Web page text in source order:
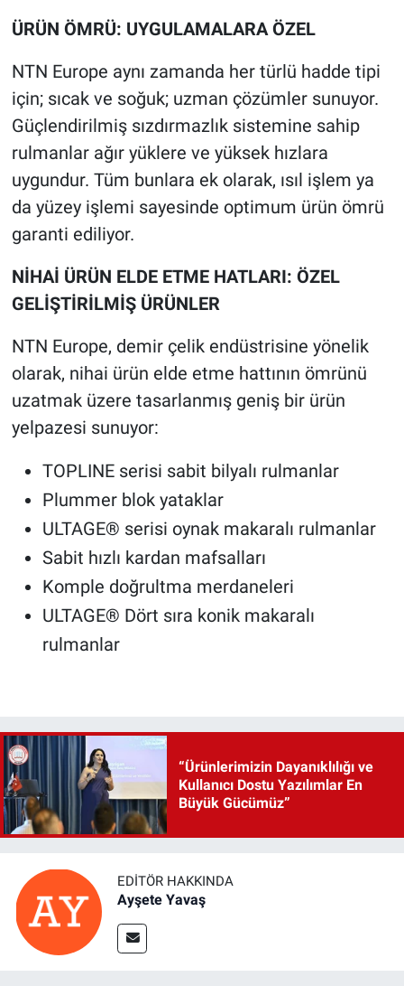
ÜRÜN ÖMRÜ: UYGULAMALARA ÖZEL
NTN Europe aynı zamanda her türlü hadde tipi
için; sıcak ve soğuk; uzman çözümler sunuyor.
Güçlendirilmiş sızdırmazlık sistemine sahip
rulmanlar ağır yüklere ve yüksek hızlara
uygundur. Tüm bunlara ek olarak, ısıl işlem ya
da yüzey işlemi sayesinde optimum ürün ömrü
garanti ediliyor.
NİHAİ ÜRÜN ELDE ETME HATLARI: ÖZEL
GELİŞTİRİLMİŞ ÜRÜNLER
NTN Europe, demir çelik endüstrisine yönelik
olarak, nihai ürün elde etme hattının ömrünü
uzatmak üzere tasarlanmış geniş bir ürün
yelpazesi sunuyor:
TOPLINE serisi sabit bilyalı rulmanlar
Plummer blok yataklar
ULTAGE® serisi oynak makaralı rulmanlar
Sabit hızlı kardan mafsalları
Komple doğrultma merdaneleri
ULTAGE® Dört sıra konik makaralı
rulmanlar
“Ürünlerimizin Dayanıklılığı ve
Kullanıcı Dostu Yazılımlar En
Büyük Gücümüz”
EDITÖR HAKKINDA
Ayşete Yavaş